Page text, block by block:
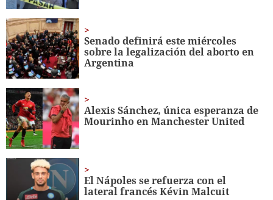
Senado definirá este miércoles
sobre la legalización del aborto en
Argentina
Alexis Sánchez, única esperanza de
Mourinho en Manchester United
El Nápoles se refuerza con el
lateral francés Kévin Malcuit